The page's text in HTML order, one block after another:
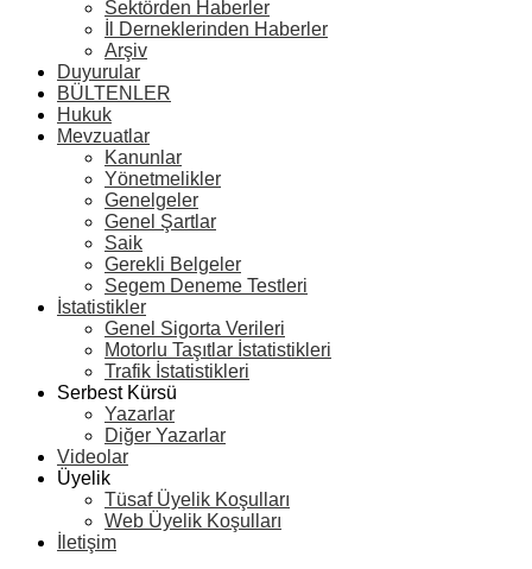
Sektörden Haberler
İl Derneklerinden Haberler
Arşiv
Duyurular
BÜLTENLER
Hukuk
Mevzuatlar
Kanunlar
Yönetmelikler
Genelgeler
Genel Şartlar
Saik
Gerekli Belgeler
Segem Deneme Testleri
İstatistikler
Genel Sigorta Verileri
Motorlu Taşıtlar İstatistikleri
Trafik İstatistikleri
Serbest Kürsü
Yazarlar
Diğer Yazarlar
Videolar
Üyelik
Tüsaf Üyelik Koşulları
Web Üyelik Koşulları
İletişim